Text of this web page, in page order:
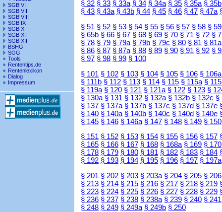
SGB VI
SGB VII
SGB VIII
SGB IX
SGB X
SGB XI
SGB XII
BSHG
SGG
Tools
Rententips.de
Rentenlexikon
Dialog
Impressum
§ 32 § 33 § 33a § 34 § 34a § 35 § 35a § 35b
§ 43 § 43a § 43b § 44 § 45 § 46 § 47 § 47a
§ 51 § 52 § 53 § 54 § 55 § 56 § 57 § 58 § 59
§ 65b § 66 § 67 § 68 § 69 § 70 § 71 § 72 §
§ 78 § 79 § 79a § 79b § 79c § 80 § 81 § 81a
§ 86 § 87 § 87a § 88 § 89 § 90 § 91 § 92 §
§ 97 § 98 § 99 § 100
§ 101 § 102 § 103 § 104 § 105 § 106 § 106a
§ 111b § 112 § 113 § 114 § 115 § 115a §
§ 119a § 120 § 121 § 121a § 122 § 123 §
§ 130a § 131 § 132 § 132a § 132b § 132c §
§ 137 § 137a § 137b § 137c § 137d § 137e
§ 140 § 140a § 140b § 140c § 140d § 140e
§ 145 § 146 § 146a § 147 § 148 § 149 § 150
§ 151 § 152 § 153 § 154 § 155 § 156 § 157
§ 165 § 166 § 167 § 168 § 168a § 169 § 170
§ 178 § 179 § 180 § 181 § 182 § 183 § 184
§ 192 § 193 § 194 § 195 § 196 § 197 § 197a
§ 201 § 202 § 203 § 203a § 204 § 205 § 206
§ 213 § 214 § 215 § 216 § 217 § 218 § 219
§ 223 § 224 § 225 § 226 § 227 § 228 § 229
§ 236 § 237 § 238 § 238a § 239 § 240 § 241
§ 248 § 249 § 249a § 249b § 250